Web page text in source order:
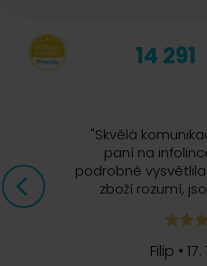
14 291
"Skvělá
paní na
podrobně
zboží rozumí,
Filip •